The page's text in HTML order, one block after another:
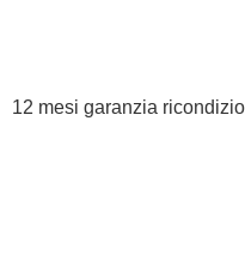
12 mesi garanzia